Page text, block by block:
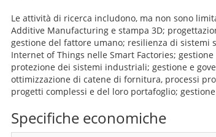
Le attività di ricerca includono, ma non sono
Additive Manufacturing e stampa 3D;
gestione del fattore umano; resilienza di sistemi
Internet of Things nelle Smart Factories;
protezione dei sistemi industriali; gestione e
ottimizzazione di catene di fornitura, processi
progetti complessi e del loro portafoglio;
Specifiche economiche